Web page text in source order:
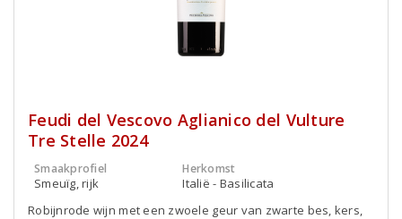
Feudi del Vescovo Aglianico del Vulture
Tre Stelle 2024
Smaakprofiel
Smeuïg, rijk
Herkomst
Italië - Basilicata
Robijnrode wijn met een zwoele geur van zwarte bes, kers,